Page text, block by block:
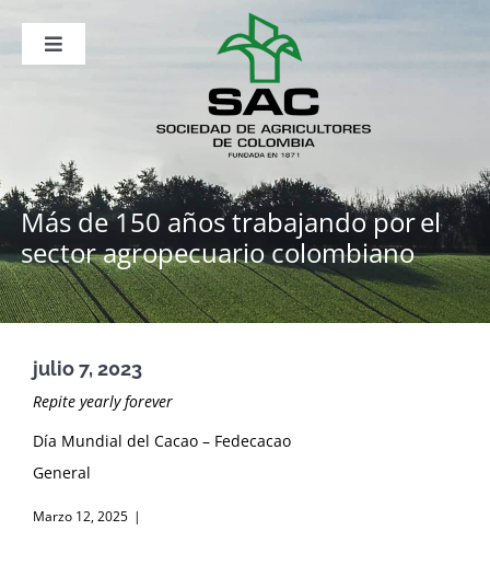
contenido
Toggle
Publicaciones
Sala de Prensa
Eventos
Más de 150 años trabajando porel
sector agropecuario colombiano
julio 7, 2023
Repite yearly forever
Día Mundial del Cacao – Fedecacao
General
Marzo 12, 2025 |